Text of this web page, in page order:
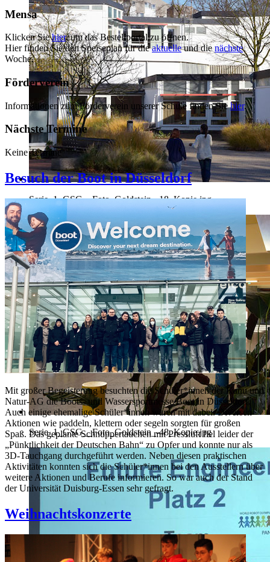
Serie_1_GSG__Foto_Goldstein_-18_Kopie.jpg
Serie_1_GSG__Foto_Goldstein_-48_Kopie.jpg
Mensa
Klicken Siehier, um das Bestellportal zu öffnen.
Hier finden Sie den Speiseplan für dieaktuelleund dienächste
Woche.
Förderverein
Informationen zum Förderverein unserer Schule finden Siehier.
Nächste Termine
Keine Termine
Besuch der Boot in Düsseldorf
Mit großer Begeisterung besuchten die Schüler*innen der Kanu und
Natur-AG die Boots- und Wassersportmesse Boot in Düsseldorf.
Auch einige ehemalige Schüler*innen waren mit dabei. Diversen
Aktionen wie paddeln, klettern oder segeln sorgten für großen
Spaß. Das geplante Schnuppertauchen mit Pressluft fiel leider der
„Pünktlichkeit der Deutschen Bahn“ zu Opfer und konnte nur als
3D-Tauchgang durchgeführt werden. Neben diesen praktischen
Aktivitäten konnten sich die Schüler*innen bei den Ausstellern über
weitere Aktionen und Berufe informieren. So war auch der Stand
der Universität Duisburg-Essen sehr gefragt.
Weihnachtskonzerte